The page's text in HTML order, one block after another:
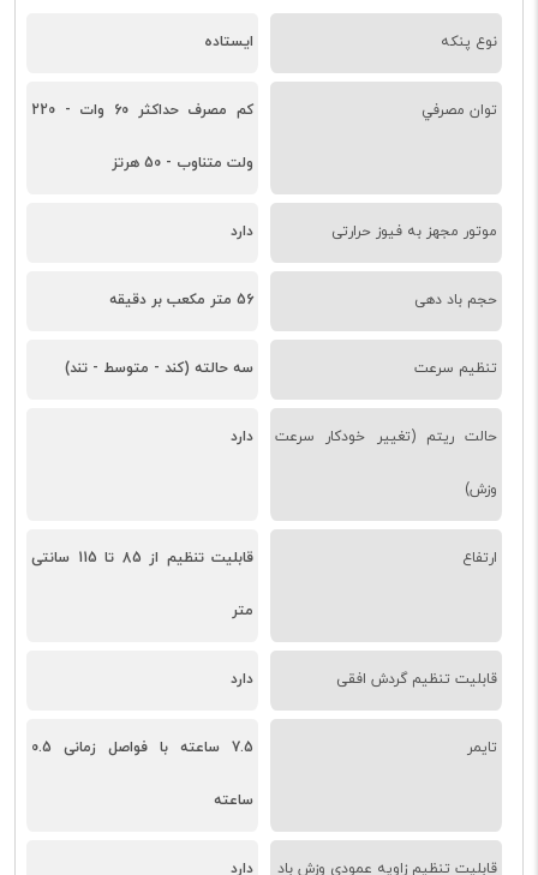
نوع پنکه ایستاده
توان مصرفي کم مصرف حداکثر 60 وات - 220
ولت متناوب - 50 هرتز
موتور مجهز به فیوز حرارتی دارد
حجم باد دهی 56 متر مکعب بر دقيقه
تنظیم سرعت سه حالته (کند - متوسط - تند)
حالت ریتم (تغییر خودکار سرعت
وزش)
دارد
ارتفاع قابلیت تنظیم از 85 تا 115 سانتی
متر
قابلیت تنظیم گردش افقی دارد
تایمر 7.5 ساعته با فواصل زمانی 0.5
ساعته
قابلیت تنظیم زاویه عمودی وزش باد دارد